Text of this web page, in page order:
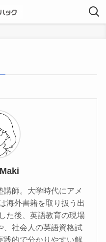
講師。大学時代にアメ
海外書籍を取り扱う出
た後、英語教育の現場
、社会人の英語資格試
践的で分かりやすい解